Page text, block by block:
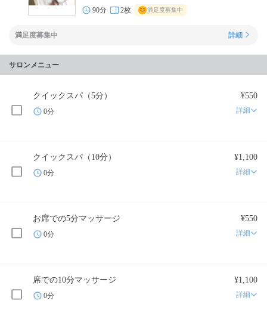
90分 2枚 満足度募集中
満足度募集中 詳細
サロンメニュー
クイックスパ（5分） ¥550
0分 詳細
クイックスパ（10分） ¥1,100
0分 詳細
お席での5分マッサージ ¥550
0分 詳細
席での10分マッサージ ¥1,100
0分 詳細